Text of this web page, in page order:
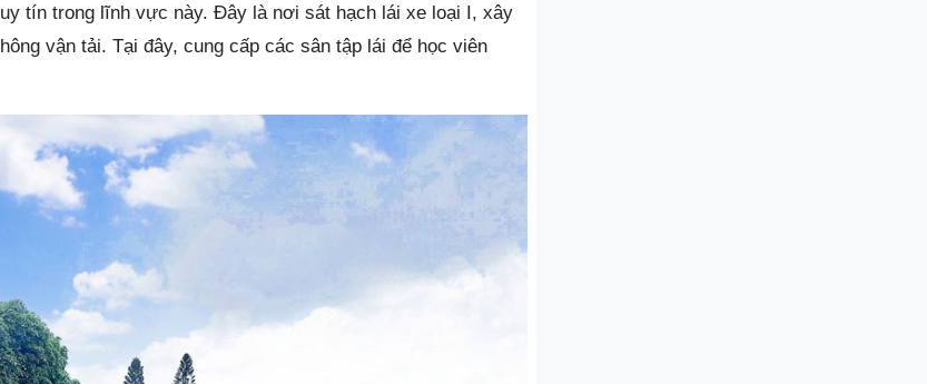
tín trong lĩnh vực này. Đây là nơi sát hạch lái xe loại I, xây
vận tải. Tại đây, cung cấp các sân tập lái để học viên